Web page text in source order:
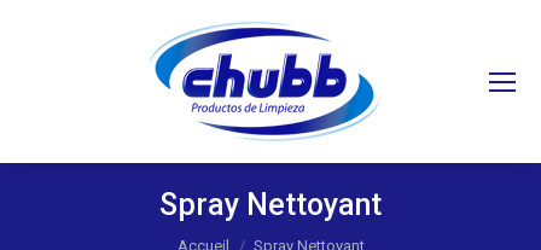
Spray Nettoyant
Vous êtes ici :
Accueil Spray Nettoyant